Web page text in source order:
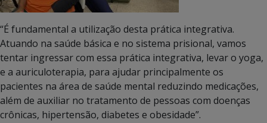
“É fundamental a utilização desta prática integrativa.
Atuando na saúde básica e no sistema prisional, vamos
tentar ingressar com essa prática integrativa, levar o yoga,
e a auriculoterapia, para ajudar principalmente os
pacientes na área de saúde mental reduzindo medicações,
além de auxiliar no tratamento de pessoas com doenças
crônicas, hipertensão, diabetes e obesidade”.